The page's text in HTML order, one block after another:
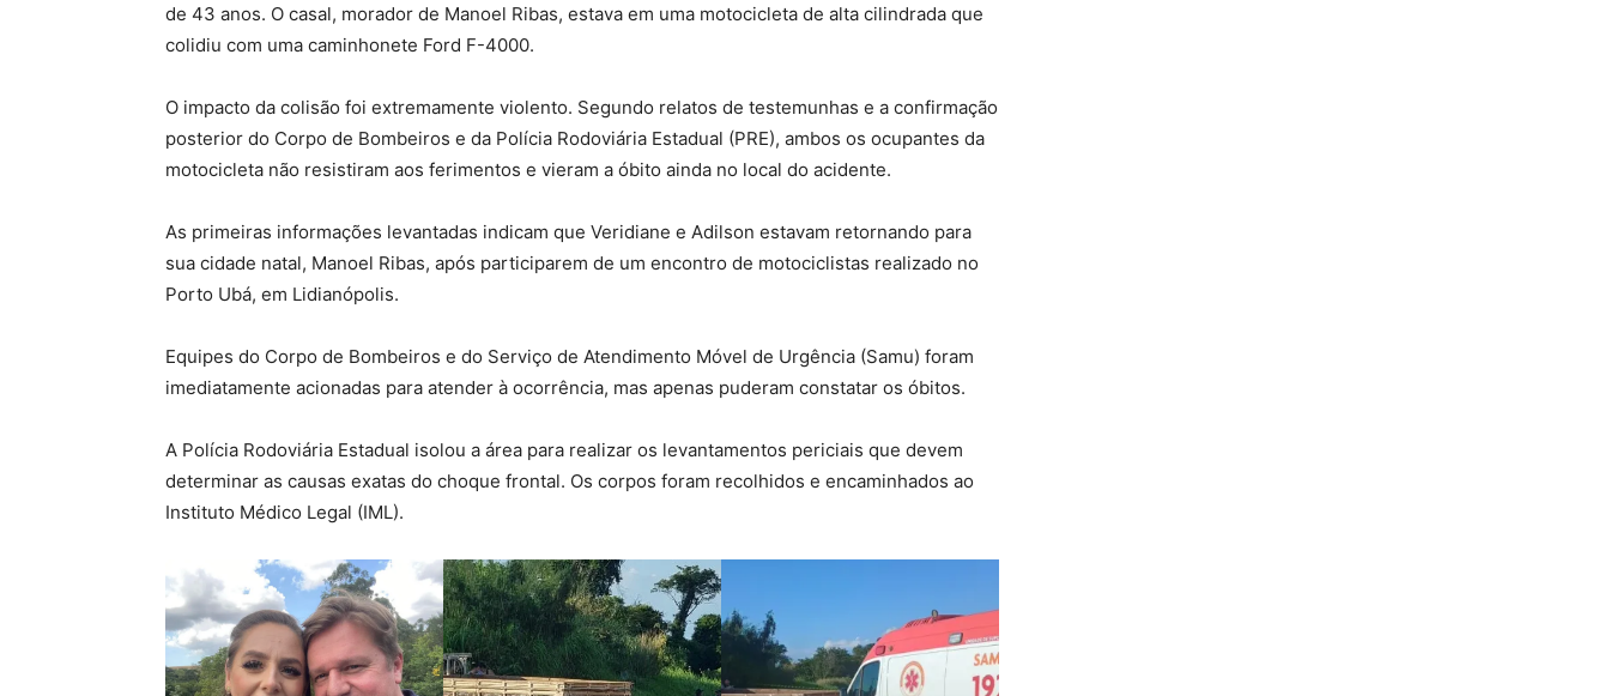
de 43 anos. O casal, morador de Manoel Ribas, estava em uma motocicleta de alta cilindrada que
colidiu com uma caminhonete Ford F-4000.
O impacto da colisão foi extremamente violento. Segundo relatos de testemunhas e a confirmação
posterior do Corpo de Bombeiros e da Polícia Rodoviária Estadual (PRE), ambos os ocupantes da
motocicleta não resistiram aos ferimentos e vieram a óbito ainda no local do acidente.
As primeiras informações levantadas indicam que Veridiane e Adilson estavam retornando para
sua cidade natal, Manoel Ribas, após participarem de um encontro de motociclistas realizado no
Porto Ubá, em Lidianópolis.
Equipes do Corpo de Bombeiros e do Serviço de Atendimento Móvel de Urgência (Samu) foram
imediatamente acionadas para atender à ocorrência, mas apenas puderam constatar os óbitos.
A Polícia Rodoviária Estadual isolou a área para realizar os levantamentos periciais que devem
determinar as causas exatas do choque frontal. Os corpos foram recolhidos e encaminhados ao
Instituto Médico Legal (IML).